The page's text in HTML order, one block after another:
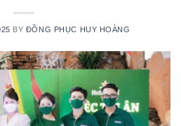
BY ĐỒNG PHỤC HUY HOÀNG